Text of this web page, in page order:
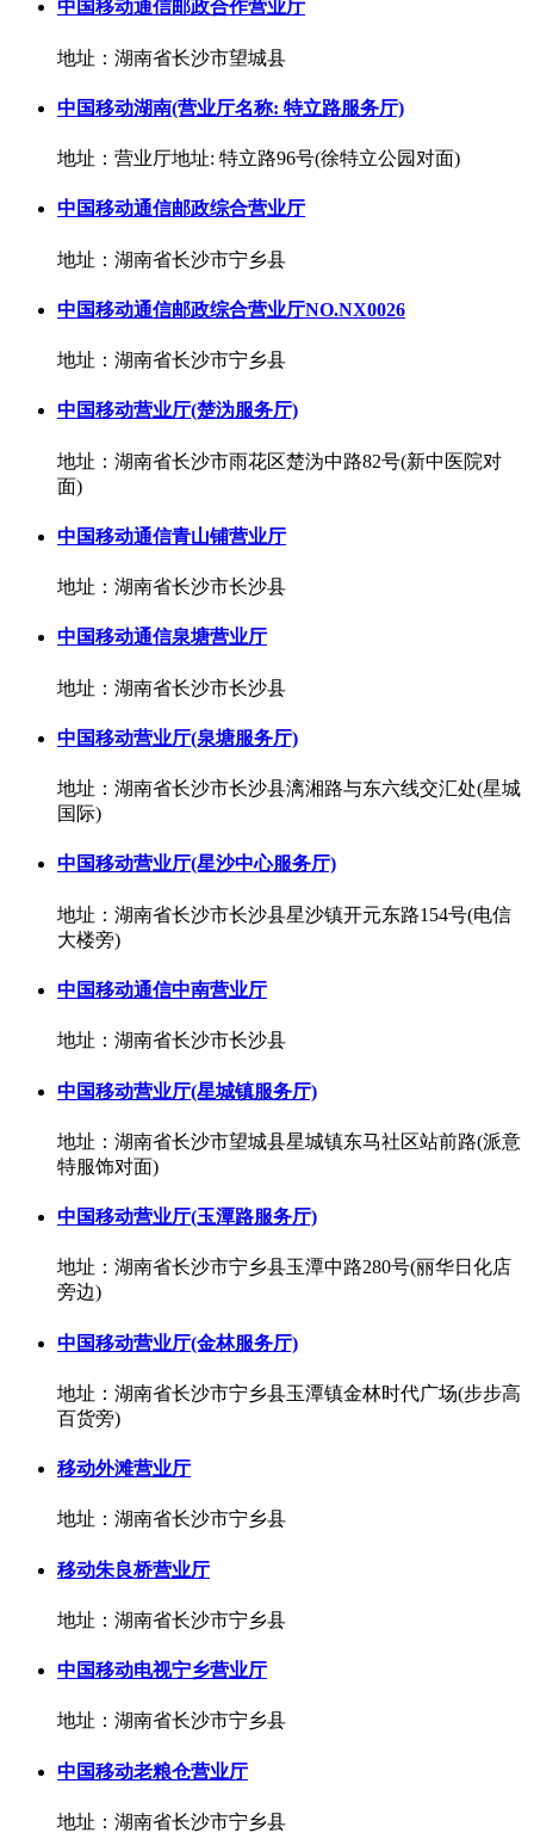
中国移动通信邮政合作营业厅
地址：湖南省长沙市望城县
中国移动湖南(营业厅名称: 特立路服务厅)
地址：营业厅地址: 特立路96号(徐特立公园对面)
中国移动通信邮政综合营业厅
地址：湖南省长沙市宁乡县
中国移动通信邮政综合营业厅NO.NX0026
地址：湖南省长沙市宁乡县
中国移动营业厅(楚沩服务厅)
地址：湖南省长沙市雨花区楚沩中路82号(新中医院对
面)
中国移动通信青山铺营业厅
地址：湖南省长沙市长沙县
中国移动通信泉塘营业厅
地址：湖南省长沙市长沙县
中国移动营业厅(泉塘服务厅)
地址：湖南省长沙市长沙县漓湘路与东六线交汇处(星城
国际)
中国移动营业厅(星沙中心服务厅)
地址：湖南省长沙市长沙县星沙镇开元东路154号(电信
大楼旁)
中国移动通信中南营业厅
地址：湖南省长沙市长沙县
中国移动营业厅(星城镇服务厅)
地址：湖南省长沙市望城县星城镇东马社区站前路(派意
特服饰对面)
中国移动营业厅(玉潭路服务厅)
地址：湖南省长沙市宁乡县玉潭中路280号(丽华日化店
旁边)
中国移动营业厅(金林服务厅)
地址：湖南省长沙市宁乡县玉潭镇金林时代广场(步步高
百货旁)
移动外滩营业厅
地址：湖南省长沙市宁乡县
移动朱良桥营业厅
地址：湖南省长沙市宁乡县
中国移动电视宁乡营业厅
地址：湖南省长沙市宁乡县
中国移动老粮仓营业厅
地址：湖南省长沙市宁乡县